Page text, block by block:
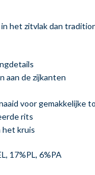
het zitvlak dan
aan de zijkanten
voor gemakkelijke
rits
het kruis
17%PL, 6%PA